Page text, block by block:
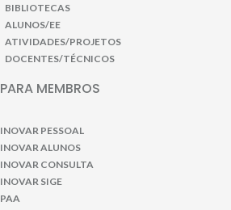
BIBLIOTECAS
ALUNOS/EE
ATIVIDADES/PROJETOS
DOCENTES/TÉCNICOS
PARA MEMBROS
INOVAR PESSOAL
INOVAR ALUNOS
INOVAR CONSULTA
INOVAR SIGE
PAA